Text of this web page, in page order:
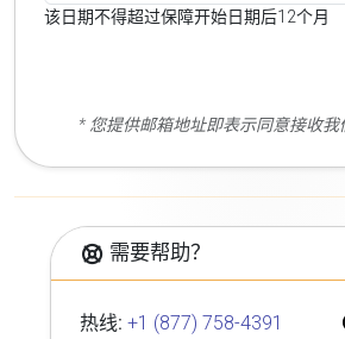
该日期不得超过保障开始日期后12个月
* 您提供邮箱地址即表示同意接收我
需要帮助？
热线: +1 (877) 758-4391